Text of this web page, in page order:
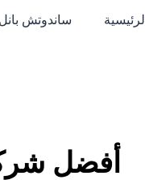
الرئيسية ساندوتش بانل
أفضل